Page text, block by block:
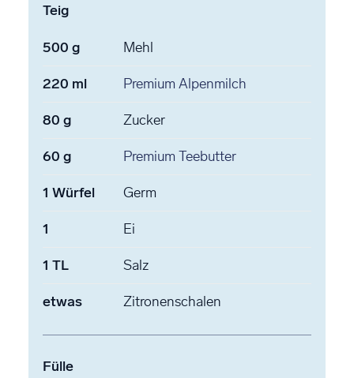
Teig
500 g Mehl
220 ml Premium Alpenmilch
80 g Zucker
60 g Premium Teebutter
1 Würfel Germ
1 Ei
1 TL Salz
etwas Zitronenschalen
Fülle